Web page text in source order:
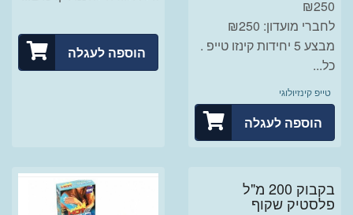
₪250
לחברי מועדון: ₪250
מבצע 5 יחידות קינזו טייפ .
כל...
טייפ קינזיולוגי
הוספה לעגלה
הוספה לעגלה
בקבוק 200 מ"ל
פלסטיק שקוף